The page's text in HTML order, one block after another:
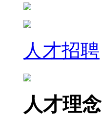
人才招聘
人才理念